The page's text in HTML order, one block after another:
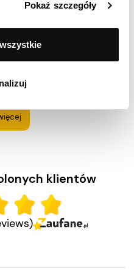
Pokaż szczegóły
klientów